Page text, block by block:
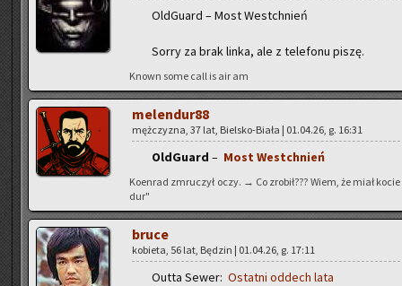
Old­Gu­ard – Most Wes­tchnień
Sorry za brak linka, ale z te­le­fo­nu piszę.
Known some call is air am
me­len­du­r88
męż­czy­zna, 37 lat, Biel­sko-Bia­ła | 01.04.26, g. 16:31
Old­Gu­ard – Most Wes­tchnień
Ko­en­rad zmru­czył oczy. → Co zro­bił??? Wiem, że miał
dur"
bruce
ko­bie­ta, 56 lat, Bę­dzin | 01.04.26, g. 17:11
Outta Sewer: Ostat­ni od­dech lata